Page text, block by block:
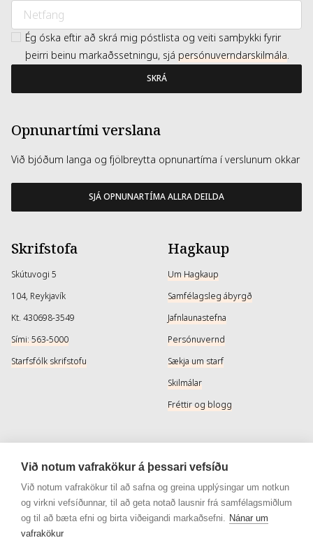
Ég óska eftir að skrá mig póstlista og veiti samþykki fyrir
þeirri beinu markaðssetningu, sjá persónuverndarskilmála.
SKRÁ
Opnunartími verslana
Við bjóðum langa og fjölbreytta opnunartíma í verslunum okkar
SJÁ OPNUNARTÍMA ALLRA DEILDA
Skrifstofa
Skútuvogi 5
104, Reykjavík
Kt. 430698-3549
Sími: 563-5000
Starfsfólk skrifstofu
Hagkaup
Um Hagkaup
Samfélagsleg ábyrgð
Jafnlaunastefna
Persónuvernd
Sækja um starf
Skilmálar
Fréttir og blogg
Þjónusta
Afhendingarmöguleikar
Skilareglur
Algengar spurningar
Samfélagsmiðlar
Instagram
Instagram - Snyrtivara
Við notum vafrakökur á þessari vefsíðu
Við notum vafrakökur til að safna og greina upplýsingar um notkun
og virkni vefsíðunnar, til að geta notað lausnir frá samfélagsmiðlum
og til að bæta efni og birta viðeigandi markaðsefni. Nánar um
vafrakökur